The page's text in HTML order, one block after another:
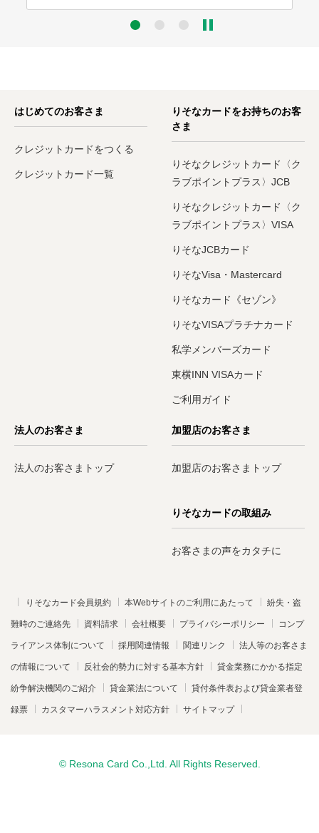
はじめてのお客さま
クレジットカードをつくる
クレジットカード一覧
りそなカードをお持ちのお客
さま
りそなクレジットカード〈ク
ラブポイントプラス〉JCB
りそなクレジットカード〈ク
ラブポイントプラス〉VISA
りそなJCBカード
りそなVisa・Mastercard
りそなカード《セゾン》
りそなVISAプラチナカード
私学メンバーズカード
東横INN VISAカード
ご利用ガイド
法人のお客さま
法人のお客さまトップ
加盟店のお客さま
加盟店のお客さまトップ
りそなカードの取組み
お客さまの声をカタチに
りそなカード会員規約 本Webサイトのご利用にあたって 紛失・盗
難時のご連絡先 資料請求 会社概要 プライバシーポリシー コンプ
ライアンス体制について 採用関連情報 関連リンク 法人等のお客さま
の情報について 反社会的勢力に対する基本方針 貸金業務にかかる指定
紛争解決機関のご紹介 貸金業法について 貸付条件表および貸金業者登
録票 カスタマーハラスメント対応方針 サイトマップ
© Resona Card Co.,Ltd. All Rights Reserved.